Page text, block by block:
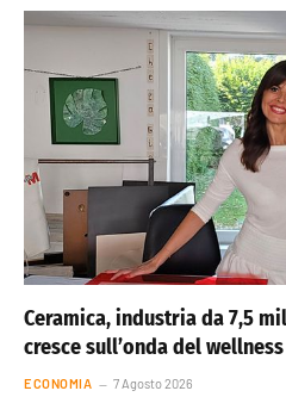
Ceramica, industria da 7,5
cresce sull’onda del wellness
ECONOMIA 7 Agosto 2026